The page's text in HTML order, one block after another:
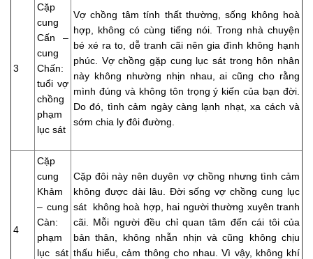
3
Cặp
cung
Cấn –
cung
Chấn:
tuổi vợ
chồng
phạm
lục sát
Vợ chồng tâm tính thất thường, sống không hoà
hợp, không có cùng tiếng nói. Trong nhà chuyện
bé xé ra to, dễ tranh cãi nên gia đình không hạnh
phúc. Vợ chồng gặp cung lục sát trong hôn nhân
này không nhường nhịn nhau, ai cũng cho rằng
mình đúng và không tôn trọng ý kiến của bạn đời.
Do đó, tình cảm ngày càng lạnh nhạt, xa cách và
sớm chia ly đôi đường.
4
Cặp
cung
Khảm
– cung
Càn:
phạm
lục sát
Cặp đôi này nên duyên vợ chồng nhưng tình cảm
không được dài lâu. Đời sống vợ chồng cung lục
sát không hoà hợp, hai người thường xuyên tranh
cãi. Mỗi người đều chỉ quan tâm đến cái tôi của
bản thân, không nhẫn nhịn và cũng không chịu
thấu hiểu, cảm thông cho nhau. Vì vậy, không khí